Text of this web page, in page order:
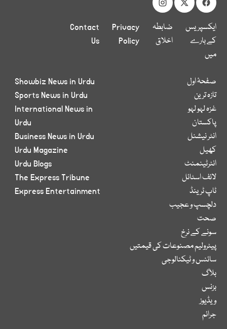
ایکسپریس
کے بارے
میں
ضابطہ
اخلاق
Privacy
Policy
Contact
Us
صفحۂ اول
تازہ ترین
غزہ لہو لہو
پاکستان
انٹر نیشنل
کھیل
انٹرٹینمنٹ
لائف اسٹائل
ٹاپ ٹرینڈ
دلچسپ و عجیب
صحت
سونے کے نرخ
پیٹرولیم مصنوعات کی قیمتیں
سائنس و ٹیکنالوجی
بلاگ
بزنس
ویڈیوز
جرائم
Showbiz News in Urdu
Sports News in Urdu
International News in
Urdu
Business News in Urdu
Urdu Magazine
Urdu Blogs
The Express Tribune
Express Entertainment